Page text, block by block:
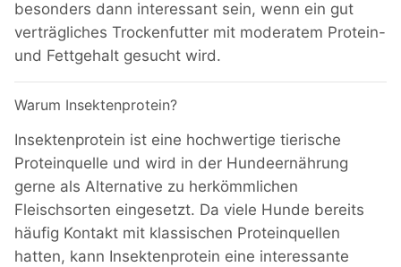
besonders dann interessant sein, wenn ein gut
verträgliches Trockenfutter mit moderatem Protein-
und Fettgehalt gesucht wird.
Warum Insektenprotein?
Insektenprotein ist eine hochwertige tierische
Proteinquelle und wird in der Hundeernährung
gerne als Alternative zu herkömmlichen
Fleischsorten eingesetzt. Da viele Hunde bereits
häufig Kontakt mit klassischen Proteinquellen
hatten, kann Insektenprotein eine interessante